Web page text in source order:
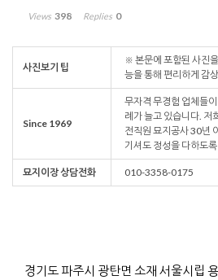
Views 398 Replies 0
사진보기 팁
※ 본문에 포함된 사진
능을 통해 편리하게 감
Since 1969
무자격 무경험 업체들
례가 늘고 있습니다. 저
전직원 묘지공사 30년
기셔도 정성을 다하도
묘지이장 상담전화 010-3358-0175
경기도 파주시 광탄면 소재 서울시립